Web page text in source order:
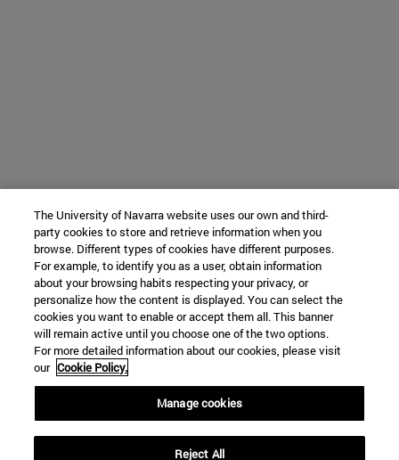
The University of Navarra website uses our own and third-
party cookies to store and retrieve information when you
browse. Different types of cookies have different purposes.
For example, to identify you as a user, obtain information
about your browsing habits respecting your privacy, or
personalize how the content is displayed. You can select the
cookies you want to enable or accept them all. This banner
will remain active until you choose one of the two options.
For more detailed information about our cookies, please visit
our Cookie Policy.
Manage cookies
Reject All